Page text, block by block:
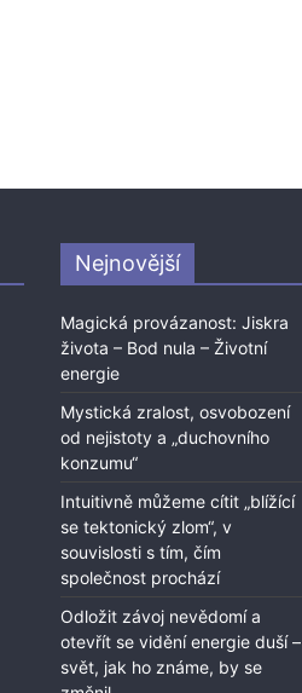
Nejnovější
Magická provázanost: Jiskra
života – Bod nula – Životní
energie
Mystická zralost, osvobození
od nejistoty a „duchovního
konzumu“
Intuitivně můžeme cítit „blížící
se tektonický zlom“, v
souvislosti s tím, čím
společnost prochází
Odložit závoj nevědomí a
otevřít se vidění energie duší –
svět, jak ho známe, by se